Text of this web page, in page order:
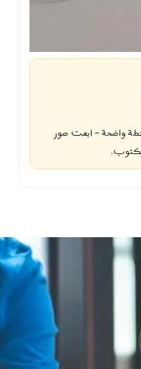
واضحة – ابعت صور